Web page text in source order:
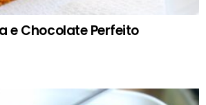
e Chocolate Perfeito